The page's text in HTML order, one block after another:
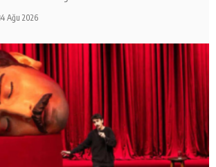
4 Ağu 2026